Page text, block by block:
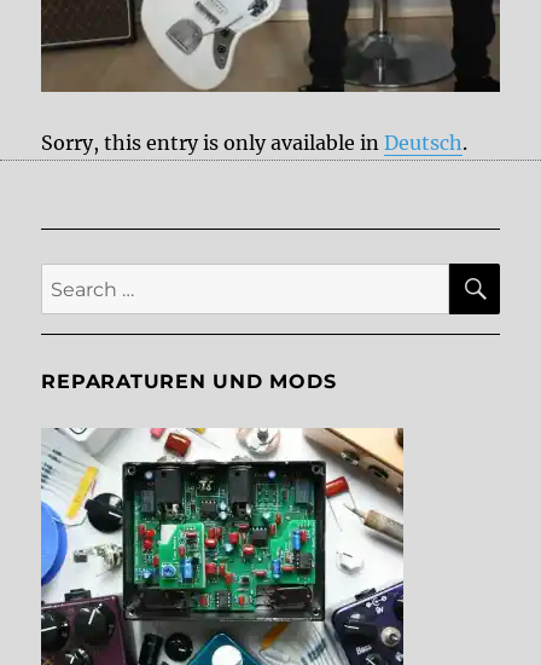
Sorry, this entry is only available inDeutsch.
Search
for:
REPARATUREN UND MODS